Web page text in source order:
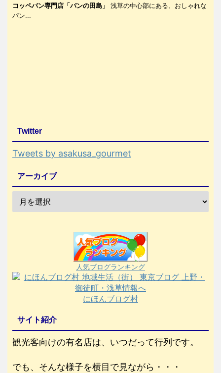
コッペパン専門店「パンの田島」
浅草の中心部にある、おしゃれな
パン...
Twitter
Tweets by asakusa_gourmet
アーカイブ
人気ブログランキング
にほんブログ村
サイト紹介
観光客向けの有名店は、いつだって行列です。
でも、そんな様子を横目で見ながら・・・